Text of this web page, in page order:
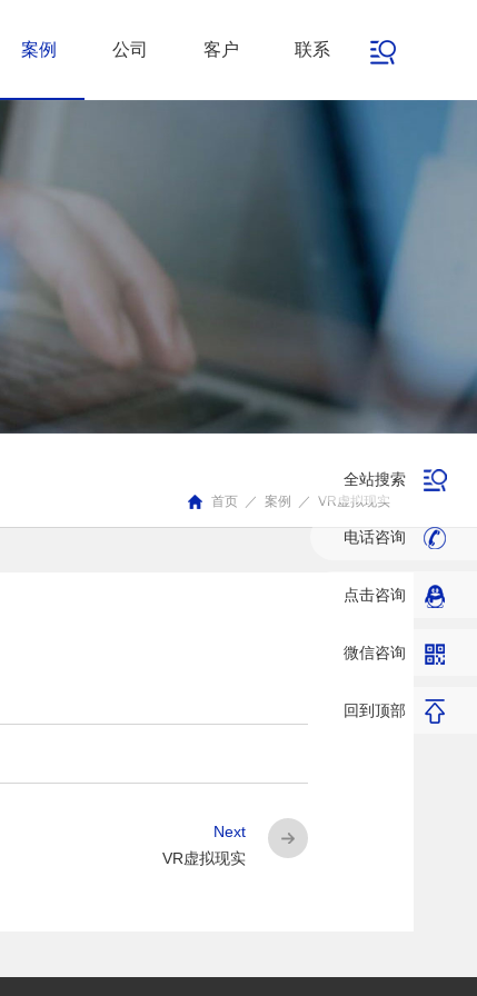
案例 公司 客户 联系
首页 ／ 案例 ／ VR虚拟现实
Next
VR虚拟现实
全站搜索
电话咨询
点击咨询
微信咨询
回到顶部